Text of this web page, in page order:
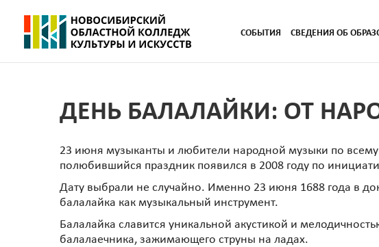
СОБЫТИЯ СВЕДЕНИЯ ОБ
ДЕНЬ БАЛАЛАЙКИ: ОТ
23 июня музыканты и любители народной музыки по
полюбившийся праздник появился в 2008 году по
Дату выбрали не случайно. Именно 23 июня 1688 года в
балалайка как музыкальный инструмент.
Балалайка славится уникальной акустикой и
балалаечника, зажимающего струны на ладах.